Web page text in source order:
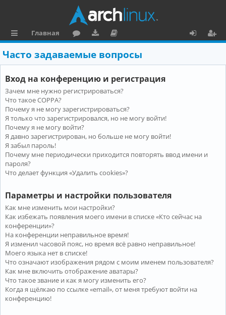
ы
л
к
и
Главная
ру
м
ру
зк
и
ку
м
е
н
та
ц
и
я
о
и
Часто задаваемые вопросы
Вход на конференцию и регистрация
Зачем мне нужно регистрироваться?
Что такое COPPA?
Почему я не могу зарегистрироваться?
Я только что зарегистрировался, но не могу войти!
Почему я не могу войти?
Я давно зарегистрирован, но больше не могу войти!
Я забыл пароль!
Почему мне периодически приходится повторять ввод имени и
пароля?
Что делает функция «Удалить cookies»?
Параметры и настройки пользователя
Как мне изменить мои настройки?
Как избежать появления моего имени в списке «Кто сейчас на
конференции»?
На конференции неправильное время!
Я изменил часовой пояс, но время всё равно неправильное!
Моего языка нет в списке!
Что означают изображения рядом с моим именем пользователя?
Как мне включить отображение аватары?
Что такое звание и как я могу изменить его?
Когда я щёлкаю по ссылке «email», от меня требуют войти на
конференцию!